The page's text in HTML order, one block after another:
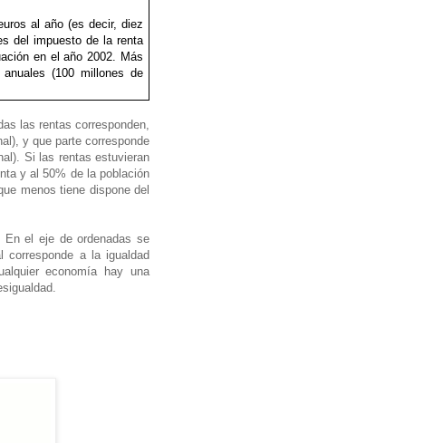
al año (es decir, diez
del impuesto de la renta
en el año 2002. Más
(100 millones de
las rentas corresponden,
y que parte corresponde
Si las rentas estuvieran
y al 50% de la población
menos tiene dispone del
. En el eje de ordenadas se
a la igualdad
economía hay una